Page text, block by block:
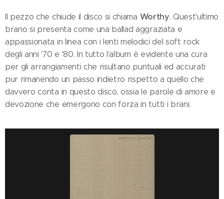
Il pezzo che chiude il disco si chiama Worthy. Quest'ultimo
brano si presenta come una ballad aggraziata e
appassionata in linea con i lenti melodici del soft rock
degli anni '70 e '80. In tutto l'album è evidente una cura
per gli arrangiamenti che risultano puntuali ed accurati
pur rimanendo un passo indietro rispetto a quello che
davvero conta in questo disco, ossia le parole di amore e
devozione che emergono con forza in tutti i brani.